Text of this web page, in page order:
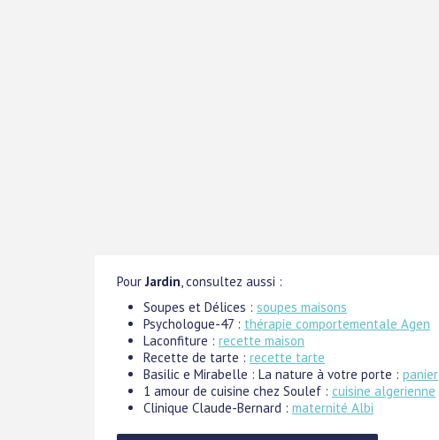
Pour Jardin , consultez aussi :
Soupes et Délices : soupes maisons
Psychologue-47 : thérapie comportementale Agen
Laconfiture : recette maison
Recette de tarte : recette tarte
Basilic e Mirabelle : La nature à votre porte : panier
1 amour de cuisine chez Soulef : cuisine algerienne
Clinique Claude-Bernard : maternité Albi